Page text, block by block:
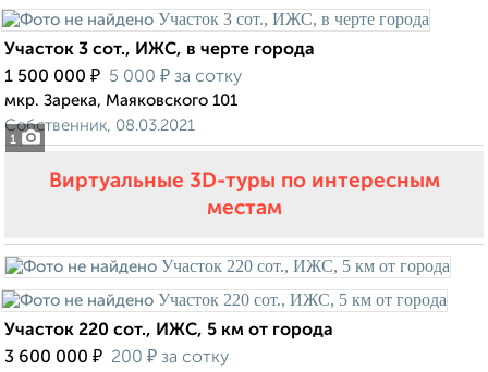
1
Участок 3 сот., ИЖС, в черте города
1 500 000 ₽ 5 000 ₽ за сотку
мкр. Зарека, Маяковского 101
Собственник, 08.03.2021
Виртуальные 3D-туры по интересным
местам
Участок 220 сот., ИЖС, 5 км от города
3 600 000 ₽ 200 ₽ за сотку